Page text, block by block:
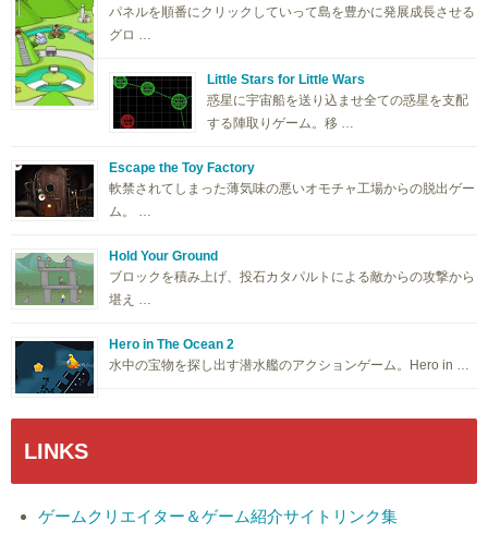
パネルを順番にクリックしていって島を豊かに発展成長させる
グロ …
Little Stars for Little Wars
惑星に宇宙船を送り込ませ全ての惑星を支配
する陣取りゲーム。移 …
Escape the Toy Factory
軟禁されてしまった薄気味の悪いオモチャ工場からの脱出ゲー
ム。 …
Hold Your Ground
ブロックを積み上げ、投石カタパルトによる敵からの攻撃から
堪え …
Hero in The Ocean 2
水中の宝物を探し出す潜水艦のアクションゲーム。Hero in …
LINKS
ゲームクリエイター＆ゲーム紹介サイトリンク集